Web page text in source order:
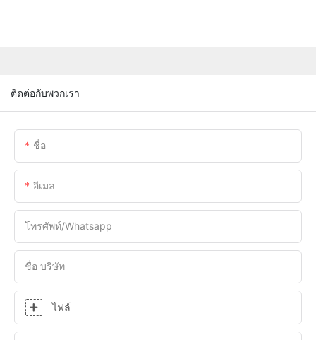
ติดต่อกับพวกเรา
ชื่อ
อีเมล
โทรศัพท์/whatsapp
ชื่อ บริษัท
ไฟล์